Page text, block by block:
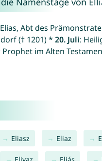
Abt des
(† 1201) * 20. Juli:
im Alten
Eliasz Eliaz